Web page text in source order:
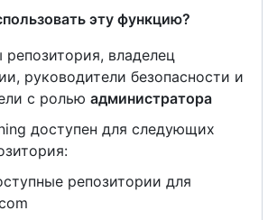
эту функцию?
репозитория, владелец
руководители безопасности и
с ролью администратора
доступен для следующих
репозитории для